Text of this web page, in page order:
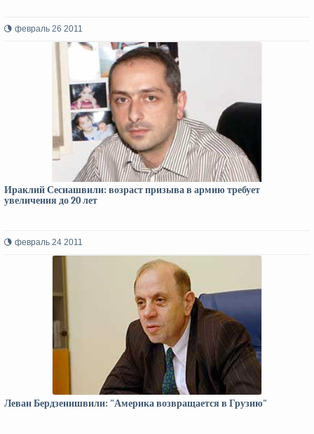
февраль 26 2011
Ираклий Сесиашвили: возраст призыва в армию требует
увеличения до 20 лет
февраль 24 2011
Леван Бердзенишвили: "Америка возвращается в Грузию"